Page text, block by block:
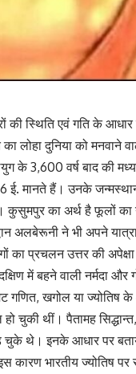
की स्थिति एवं गति के
लोहा दुनिया को मनवाने
के 3,600 वर्ष बाद की
ई. मानते हैं। उनके
का अर्थ है फूलों का
अलबेरूनी ने भी अपने
का प्रचलन उत्तर की
में बहने वाली नर्मदा
गणित, खगोल या ज्योतिष
चुकी थीं। पैतामह सिद्धान्त,
पड़ चुके थे। इनके आधार पर
कारण भारतीय ज्योतिष